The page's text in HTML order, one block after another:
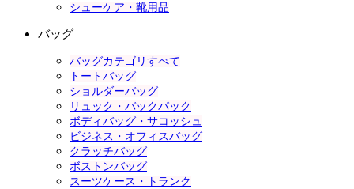
シューケア・靴用品
バッグ
バッグカテゴリすべて
トートバッグ
ショルダーバッグ
リュック・バックパック
ボディバッグ・サコッシュ
ビジネス・オフィスバッグ
クラッチバッグ
ボストンバッグ
スーツケース・トランク